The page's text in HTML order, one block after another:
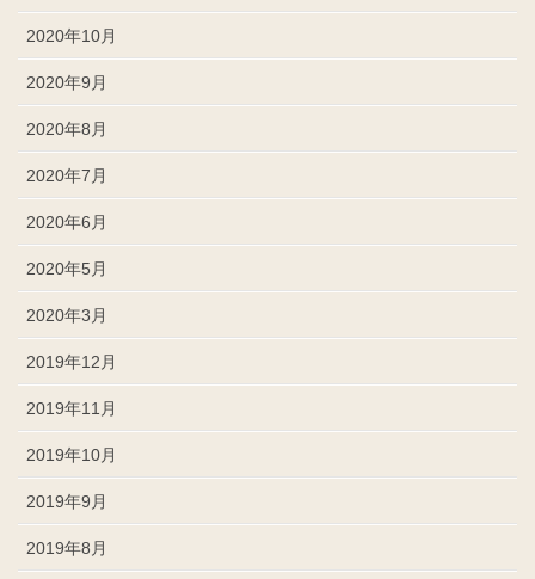
2020年10月
2020年9月
2020年8月
2020年7月
2020年6月
2020年5月
2020年3月
2019年12月
2019年11月
2019年10月
2019年9月
2019年8月